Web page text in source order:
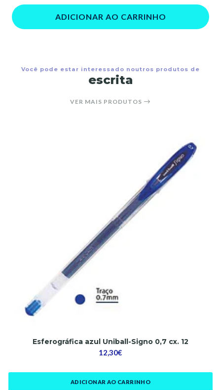
ADICIONAR AO CARRINHO
Você pode estar interessado noutros produtos de
escrita
VER MAIS PRODUTOS
Esferográfica azul Uniball-Signo 0,7 cx. 12
12,30€
ADICIONAR AO CARRINHO